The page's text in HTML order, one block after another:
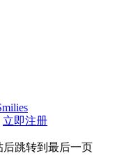
立即注册
后跳转到最后一页